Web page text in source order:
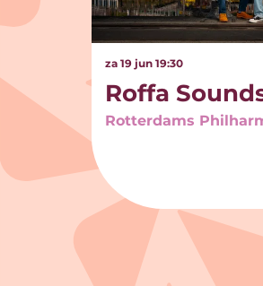
Roffa
Rotterdams
za 19 jun 19:30